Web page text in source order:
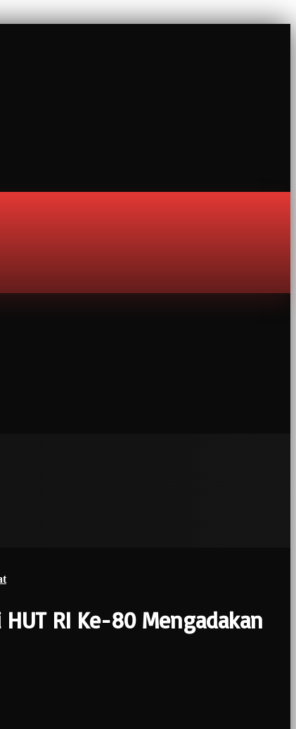
RI Ke-80 Mengadakan